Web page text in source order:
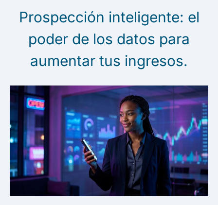
Prospección inteligente: el
poder de los datos para
aumentar tus ingresos.